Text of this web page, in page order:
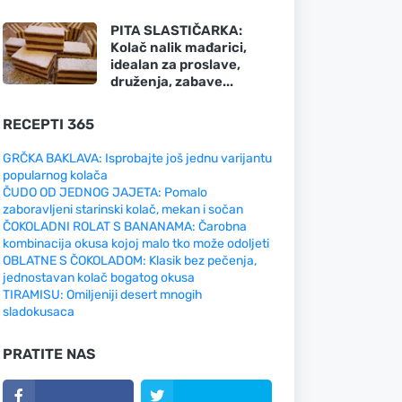
PITA SLASTIČARKA:
Kolač nalik mađarici,
idealan za proslave,
druženja, zabave...
RECEPTI 365
GRČKA BAKLAVA: Isprobajte još jednu varijantu
popularnog kolača
ČUDO OD JEDNOG JAJETA: Pomalo
zaboravljeni starinski kolač, mekan i sočan
ČOKOLADNI ROLAT S BANANAMA: Čarobna
kombinacija okusa kojoj malo tko može odoljeti
OBLATNE S ČOKOLADOM: Klasik bez pečenja,
jednostavan kolač bogatog okusa
TIRAMISU: Omiljeniji desert mnogih
sladokusaca
PRATITE NAS